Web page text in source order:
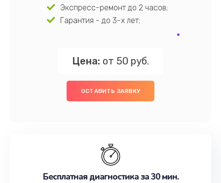
Экспресс-ремонт до 2 часов;
Гарантия - до 3-х лет;
Цена: от 50 руб.
ОСТАВИТЬ ЗАЯВКУ
Бесплатная диагностика за 30 мин.